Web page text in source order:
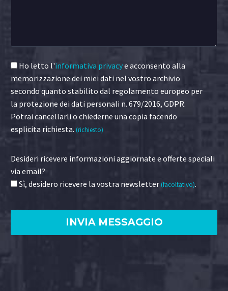
Ho letto l'informativa privacye acconsento alla
memorizzazione dei miei dati nel vostro archivio
secondo quanto stabilito dal regolamento europeo per
la protezione dei dati personali n. 679/2016, GDPR.
Potrai cancellarli o chiederne una copia facendo
esplicita richiesta. (richiesto)
Desideri ricevere informazioni aggiornate e offerte speciali
via email?
Sì, desidero ricevere la vostra newsletter(facoltativo).